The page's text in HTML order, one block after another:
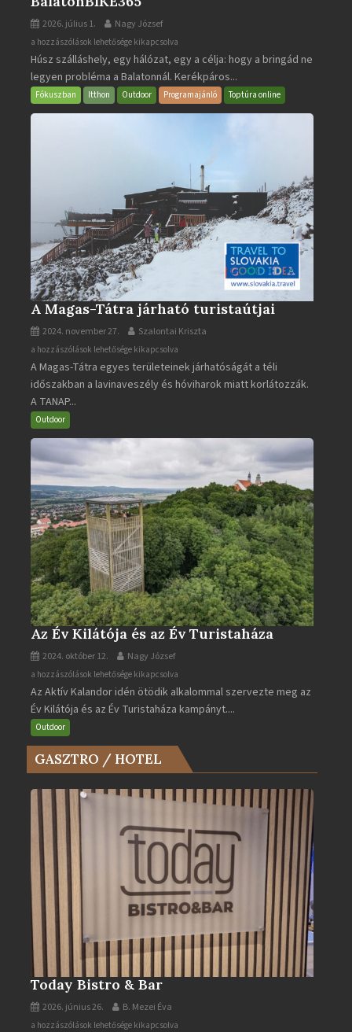
2026. július 1. Nagy József
BalatonBIKE365
bejegyzéshez
a hozzászólások lehetősége kikapcsolva
Húsz szálláshely, egy hálózat, egy a célja: hogy a bringád ne
legyen probléma a Balatonnál. Kerékpáros...
Fókuszban Itthon Outdoor Programajánló Toptúra online
A Magas-Tátra járható turistaútjai
2024. november 27. Szalontai Kriszta
A
Magas-
Tátra
járható
turistaútjai
a hozzászólások lehetősége kikapcsolva
A Magas-Tátra egyes területeinek járhatóságát a téli
időszakban a lavinaveszély és hóviharok miatt korlátozzák.
A TANAP...
Outdoor
Az Év Kilátója és az Év Turistaháza
2024. október 12. Nagy József
Az
Év
Kilátója
és
Év
bejegyzéshez
a hozzászólások lehetősége kikapcsolva
Az Aktív Kalandor idén ötödik alkalommal szervezte meg az
Év Kilátója és az Év Turistaháza kampányt....
Outdoor
GASZTRO / HOTEL
Today Bistro & Bar
2026. június 26. B. Mezei Éva
Today
a hozzászólások lehetősége kikapcsolva